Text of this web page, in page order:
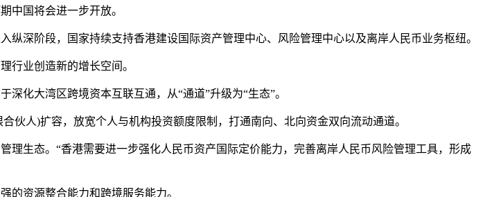
中国将会进一步开放。
深阶段，国家持续支持香港建设国际资产管理中心、风险管理中心以及离岸人民币业务枢纽。
行业创造新的增长空间。
化大湾区跨境资本互联互通，从“通道”升级为“生态”。
伙人)扩容，放宽个人与机构投资额度限制，打通南向、北向资金双向流动通道。
生态。“香港需要进一步强化人民币资产国际定价能力，完善离岸人民币风险管理工具，形成
的资源整合能力和跨境服务能力。